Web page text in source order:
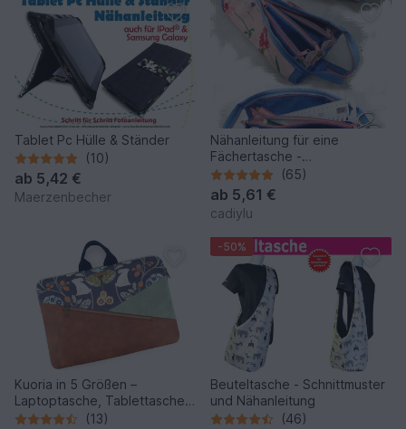
Tablet Pc Hülle & Ständer
(10)
ab 5,42 €
Maerzenbecher
Nähanleitung für eine
Fächertasche -
Ziehharmonikatasche
(65)
ab 5,61 €
cadiylu
Kuoria in 5 Größen –
Laptoptasche, Tablettasche,
Nähmappe
(13)
-50%
Beuteltasche - Schnittmuster
und Nähanleitung
(46)